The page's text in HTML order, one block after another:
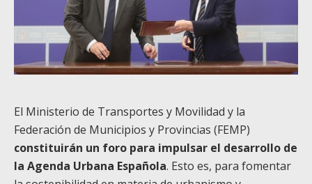
El Ministerio de Transportes y Movilidad y la
Federación de Municipios y Provincias (FEMP)
constituirán un foro para impulsar el desarrollo de
la Agenda Urbana Española. Esto es, para fomentar